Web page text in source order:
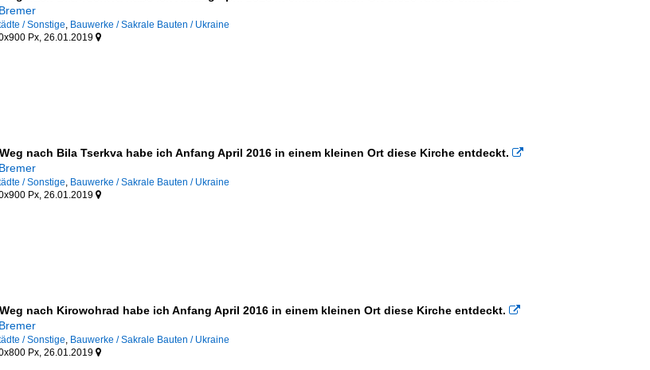
/ Sonstige, Bauwerke / Sakrale Bauten / Ukraine
Px, 26.01.2019 
nach Bila Tserkva habe ich Anfang April 2016 in einem kleinen Ort diese Kirche entdeckt. 
/ Sonstige, Bauwerke / Sakrale Bauten / Ukraine
Px, 26.01.2019 
nach Kirowohrad habe ich Anfang April 2016 in einem kleinen Ort diese Kirche entdeckt. 
/ Sonstige, Bauwerke / Sakrale Bauten / Ukraine
Px, 26.01.2019 